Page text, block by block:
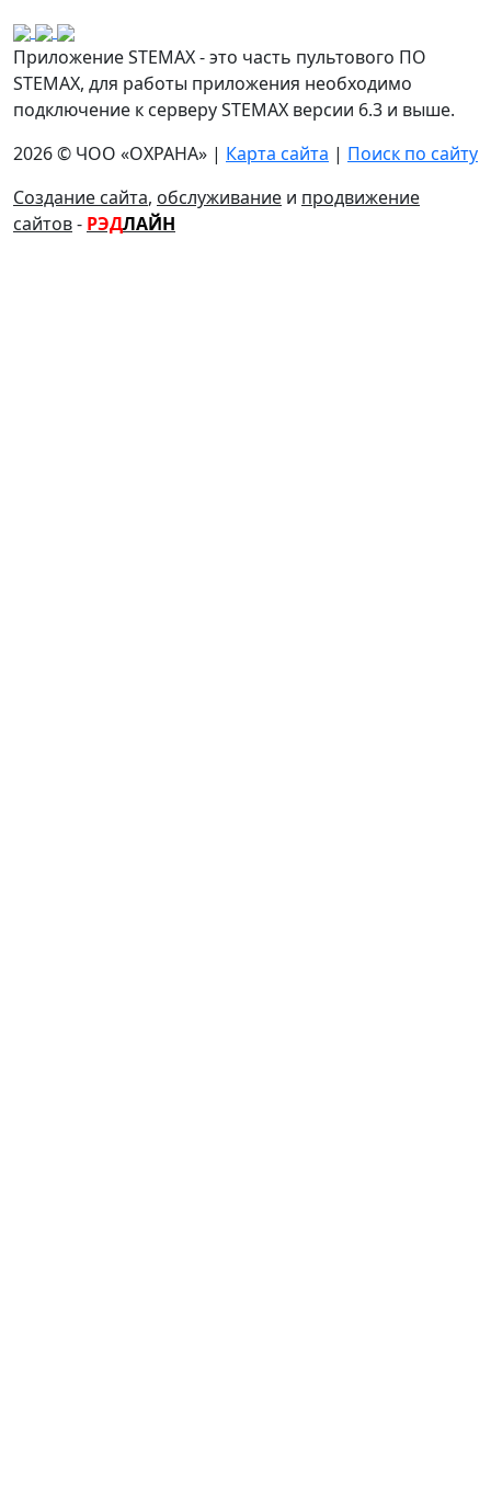
Приложение STEMAX - это часть пультового ПО
STEMAX, для работы приложения необходимо
подключение к серверу STEMAX версии 6.3 и выше.
2026 © ЧОО «ОХРАНА» | Карта сайта | Поиск по сайту
Создание сайта, обслуживание и продвижение
сайтов- РЭДЛАЙН